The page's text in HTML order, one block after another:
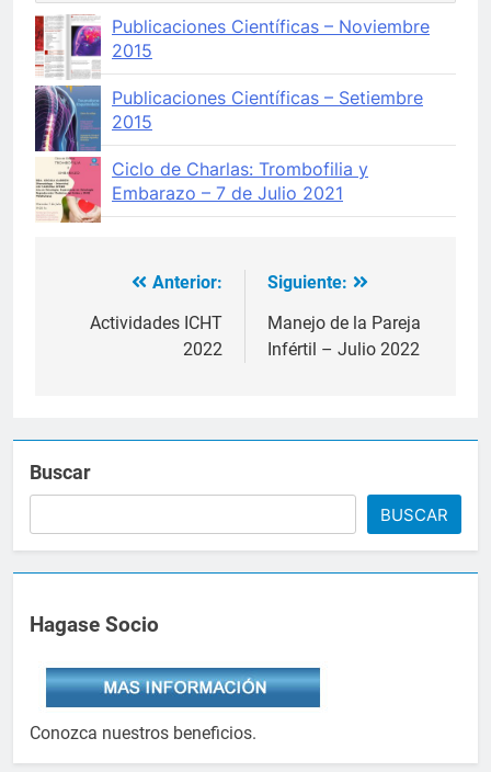
Publicaciones Científicas – Noviembre
2015
Publicaciones Científicas – Setiembre
2015
Ciclo de Charlas: Trombofilia y
Embarazo – 7 de Julio 2021
Navegación
Anterior:
Actividades ICHT
2022
Siguiente:
Manejo de la Pareja
Infértil – Julio 2022
Buscar
BUSCAR
Hagase Socio
Conozca nuestros beneficios.